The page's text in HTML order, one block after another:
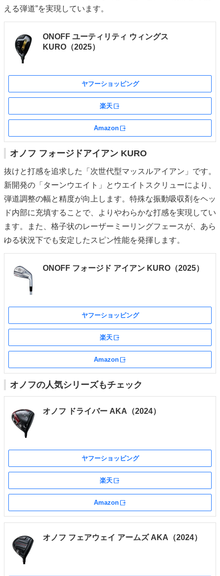
える弾道”を実現しています。
ONOFF ユーティリティ ウィングス
KURO（2025）
ヤフーショッピング
楽天
Amazon
オノフ フォージドアイアン KURO
抜けと打感を追求した「次世代型マッスルアイアン」です。
新開発の「ターンウエイト」とウエイトスクリューにより、
弾道調整の幅と精度が向上します。特殊な振動吸収剤をヘッ
ド内部に充填することで、よりやわらかな打感を実現してい
ます。また、格子状のレーザーミーリングフェースが、あら
ゆる状況下でも安定したスピン性能を発揮します。
ONOFF フォージド アイアン KURO（2025）
ヤフーショッピング
楽天
Amazon
オノフの人気シリーズもチェック
オノフ ドライバー AKA（2024）
ヤフーショッピング
楽天
Amazon
オノフ フェアウェイ アームズ AKA（2024）